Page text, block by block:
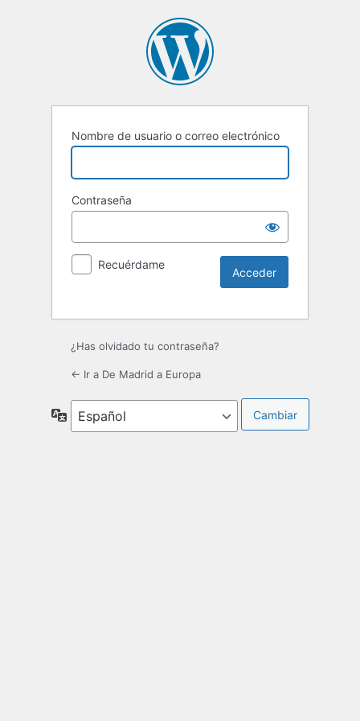
Nombre de usuario o correo electrónico
Contraseña
Recuérdame
¿Has olvidado tu contraseña?
← Ir a De Madrid a Europa
Idioma